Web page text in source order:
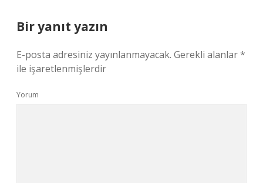
Bir yanıt yazın
E-posta adresiniz yayınlanmayacak. Gerekli alanlar*
ile işaretlenmişlerdir
Yorum